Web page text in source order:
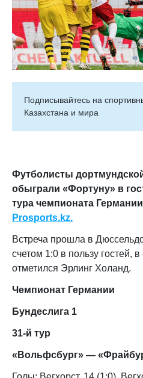
Подписывайтесь на
Казахстана и мира
Футболисты
обыграли «Фортуну» в
тура чемпионата
Prosports.kz.
Встреча прошла в
счетом 1:0 в пользу гостей,
отметился Эрлинг Холанд.
Чемпионат Германии
Бундеслига 1
31-й тур
«Вольфсбург» —